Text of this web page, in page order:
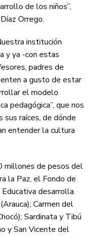
de los niños”,
Orrego.
institución
y ya -con estas
padres de
a gusto de estar
el modelo
pedagógica”, que nos
sus raíces, de dónde
entender la cultura
millones de pesos del
la Paz, el Fondo de
desarrolla
Carmen del
Sardinata y Tibú
y San Vicente del